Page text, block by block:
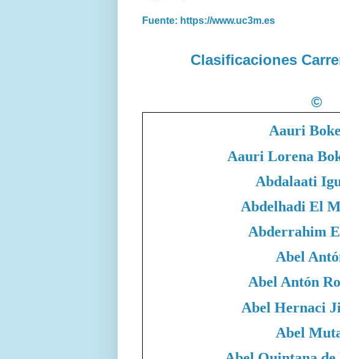
Fuente: https://www.uc3m.es
Clasificaciones
©
Aauri
Aauri Lorena
Abdalaati
Abdelhadi El
Abderrahim
Abel
Abel Antón
Abel Hernaci
Abel